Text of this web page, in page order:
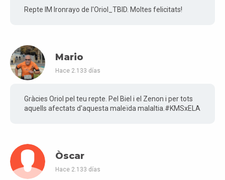
Repte IM Ironrayo de l'Oriol_TBID. Moltes felicitats!
Mario
Hace 2.133 días
Gràcies Oriol pel teu repte. Pel Biel i el Zenon i per tots
aquells afectats d'aquesta maleïda malaltia.#KMSxELA
Òscar
Hace 2.133 días